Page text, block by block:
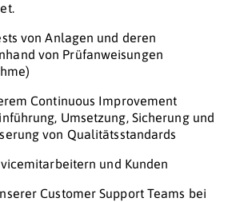
von Anlagen und deren
von Prüfanweisungen
Continuous Improvement
Umsetzung, Sicherung und
von Qualitätsstandards
und Kunden
Customer Support Teams bei